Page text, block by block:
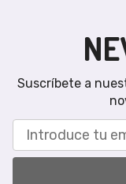
Suscríbete a